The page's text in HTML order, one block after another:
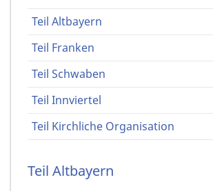
Teil Altbayern
Teil Franken
Teil Schwaben
Teil Innviertel
Teil Kirchliche Organisation
Teil Altbayern